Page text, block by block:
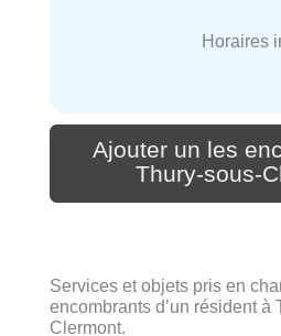
Horaires
Ajouter un les
Thury-sous-
Services et objets pris en
encombrants d’un résident à
Clermont.